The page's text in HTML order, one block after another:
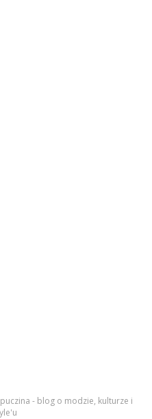
- blog o modzie, kulturze i